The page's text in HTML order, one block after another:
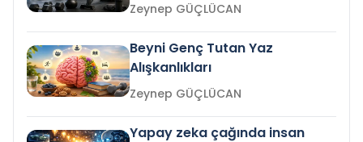
Zeynep GÜÇLÜCAN
Beyni Genç Tutan Yaz
Alışkanlıkları
Zeynep GÜÇLÜCAN
Yapay zeka çağında insan